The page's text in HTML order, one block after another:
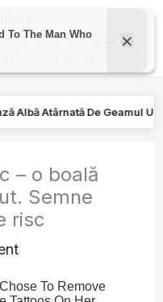
care evoluează
factori de risc
Unei Mașini. Semnalul…
– o boală
Semne
risc